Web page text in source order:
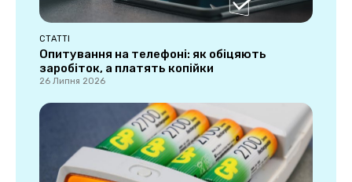
СТАТТІ
Опитування на телефоні: як обіцяють
заробіток, а платять копійки
26 Липня 2026